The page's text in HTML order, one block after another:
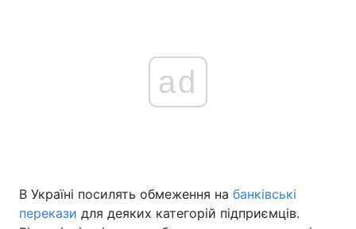
ad
В Україні посилять обмеження на банківські
перекази для деяких категорій підприємців.